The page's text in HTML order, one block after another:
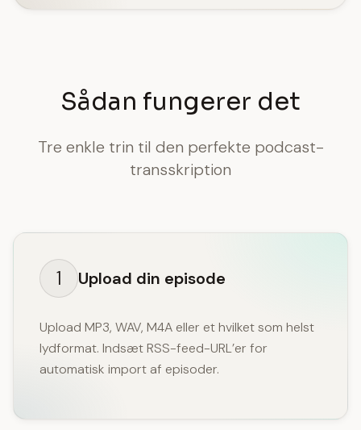
Sådan fungerer det
Tre enkle trin til den perfekte podcast-
transskription
1 Upload din episode
Upload MP3, WAV, M4A eller et hvilket som helst
lydformat. Indsæt RSS-feed-URL’er for
automatisk import af episoder.